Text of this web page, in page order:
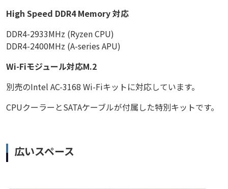
High Speed DDR4 Memory 対応
DDR4-2933MHz (Ryzen CPU)
DDR4-2400MHz (A-series APU)
Wi-Fiモジュール対応M.2
別売のIntel AC-3168 Wi-Fiキットに対応しています。
CPUクーラーとSATAケーブルが付属した特別キットです。
広いスペース